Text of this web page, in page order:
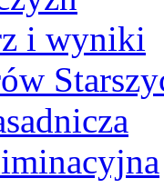
i wyniki